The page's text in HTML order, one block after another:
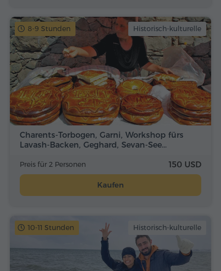
8-9 Stunden Historisch-kulturelle
Charents-Torbogen, Garni, Workshop fürs
Lavash-Backen, Geghard, Sevan-See…
Preis für 2 Personen 150 USD
Kaufen
10-11 Stunden Historisch-kulturelle